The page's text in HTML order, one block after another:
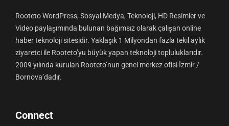
Rooteto WordPress, Sosyal Medya, Teknoloji, HD Resimler ve
Video paylaşımında bulunan bağımsız olarak çalışan online
haber teknoloji sitesidir. Yaklaşık 1 Milyondan fazla tekil aylık
ziyaretci ile Rooteto’yu büyük yapan teknoloji topluluklarıdır.
2009 yılında kurulan Rooteto’nun genel merkez ofisi İzmir /
Bornova’dadır.
Connect